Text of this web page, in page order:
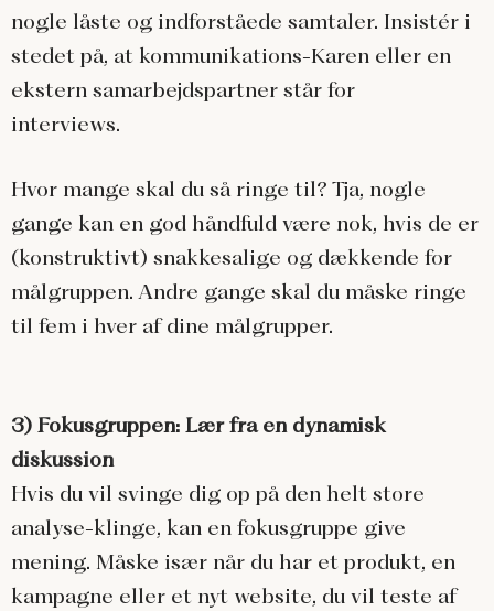
nogle låste og indforståede samtaler. Insistér i
stedet på, at kommunikations-Karen eller en
ekstern samarbejdspartner står for
interviews.
Hvor mange skal du så ringe til? Tja, nogle
gange kan en god håndfuld være nok, hvis de er
(konstruktivt) snakkesalige og dækkende for
målgruppen. Andre gange skal du måske ringe
til fem i hver af dine målgrupper.
3) Fokusgruppen: Lær fra en dynamisk
diskussion
Hvis du vil svinge dig op på den helt store
analyse-klinge, kan en fokusgruppe give
mening. Måske især når du har et produkt, en
kampagne eller et nyt website, du vil teste af